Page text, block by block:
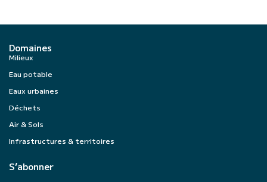
Domaines
Milieux
Eau potable
Eaux urbaines
Déchets
Air & Sols
Infrastructures & territoires
S’abonner